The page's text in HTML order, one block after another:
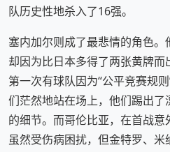
队历史性地杀入了16强。
塞内加尔则成了最悲情的角色。
却因为比日本多得了两张黄牌而
第一次有球队因为“公平竞赛规
们茫然地站在场上，他们踢出
的细节。而哥伦比亚，在首战意
虽然受伤病困扰，但金特罗、